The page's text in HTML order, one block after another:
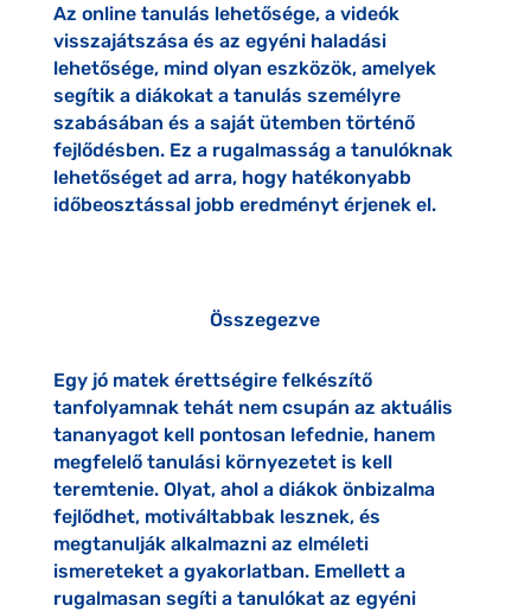
Az online tanulás lehetősége, a videók
visszajátszása és az egyéni haladási
lehetősége, mind olyan eszközök, amelyek
segítik a diákokat a tanulás személyre
szabásában és a saját ütemben történő
fejlődésben. Ez a rugalmasság a tanulóknak
lehetőséget ad arra, hogy hatékonyabb
időbeosztással jobb eredményt érjenek el.
Összegezve
Egy jó matek érettségire felkészítő
tanfolyamnak tehát nem csupán az aktuális
tananyagot kell pontosan lefednie, hanem
megfelelő tanulási környezetet is kell
teremtenie. Olyat, ahol a diákok önbizalma
fejlődhet, motiváltabbak lesznek, és
megtanulják alkalmazni az elméleti
ismereteket a gyakorlatban. Emellett a
rugalmasan segíti a tanulókat az egyéni